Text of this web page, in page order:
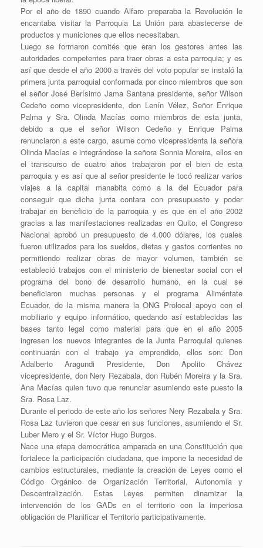
Por el año de 1890 cuando Alfaro preparaba la Revolución le
encantaba visitar la Parroquia La Unión para abastecerse de
productos y municiones que ellos necesitaban.
Luego se formaron comités que eran los gestores antes las
autoridades competentes para traer obras a esta parroquia; y es
así que desde el año 2000 a través del voto popular se instaló la
primera junta parroquial conformada por cinco miembros que son
el señor José Berísimo Jama Santana presidente, señor Wilson
Cedeño como vicepresidente, don Lenín Vélez, Señor Enrique
Palma y Sra. Olinda Macías como miembros de esta junta,
debido a que el señor Wilson Cedeño y Enrique Palma
renunciaron a este cargo, asume como vicepresidenta la señora
Olinda Macías e integrándose la señora Sonnia Moreira, ellos en
el transcurso de cuatro años trabajaron por el bien de esta
parroquia y es así que al señor presidente le tocó realizar varios
viajes a la capital manabita como a la del Ecuador para
conseguir que dicha junta contara con presupuesto y poder
trabajar en beneficio de la parroquia y es que en el año 2002
gracias a las manifestaciones realizadas en Quito, el Congreso
Nacional aprobó un presupuesto de 4.000 dólares, los cuales
fueron utilizados para los sueldos, dietas y gastos corrientes no
permitiendo realizar obras de mayor volumen, también se
estableció trabajos con el ministerio de bienestar social con el
programa del bono de desarrollo humano, en la cual se
beneficiaron muchas personas y el programa Aliméntate
Ecuador, de la misma manera la ONG Prolocal apoyo con el
mobiliario y equipo informático, quedando así establecidas las
bases tanto legal como material para que en el año 2005
ingresen los nuevos integrantes de la Junta Parroquial quienes
continuarán con el trabajo ya emprendido, ellos son: Don
Adalberto Aragundi Presidente, Don Apolito Chávez
vicepresidente, don Nery Rezabala, don Rubén Moreira y la Sra.
Ana Macías quien tuvo que renunciar asumiendo este puesto la
Sra. Rosa Laz.
Durante el periodo de este año los señores Nery Rezabala y Sra.
Rosa Laz tuvieron que cesar en sus funciones, asumiendo el Sr.
Luber Mero y el Sr. Víctor Hugo Burgos.
Nace una etapa democrática amparada en una Constitución que
fortalece la participación ciudadana, que impone la necesidad de
cambios estructurales, mediante la creación de Leyes como el
Código Orgánico de Organización Territorial, Autonomía y
Descentralización. Estas Leyes permiten dinamizar la
intervención de los GADs en el territorio con la imperiosa
obligación de Planificar el Territorio participativamente.